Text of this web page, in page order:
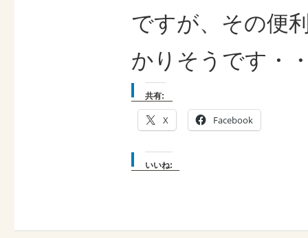
ですが、その便
かりそうです・
共有:
X Facebook
いいね: